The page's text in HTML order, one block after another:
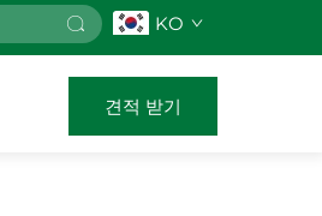
KO
견적 받기